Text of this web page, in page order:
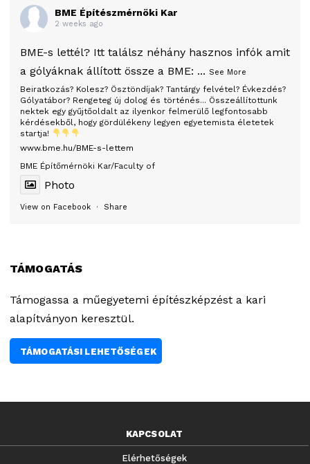
BME Építészmérnöki Kar
2 weeks ago
BME-s lettél? Itt találsz néhány hasznos infók amit
a gólyáknak állított össze a BME:
Beiratkozás? Kolesz? Ösztöndíjak? Tantárgy felvétel? Évkezdés?
Gólyatábor? Rengeteg új dolog és történés... Összeállítottunk
nektek egy gyűjtőoldalt az ilyenkor felmerülő legfontosabb
kérdésekből, hogy gördülékeny legyen egyetemista életetek
startja!
www.bme.hu/BME-s-lettem
BME Építőmérnöki Kar/Faculty of
... See More
Photo
View on Facebook · Share
TÁMOGATÁS
Támogassa a műegyetemi építészképzést a kari
alapítványon keresztül.
TÁMOGATÁSI LEHETŐSÉGEK
KAPCSOLAT
Elérhetőségek